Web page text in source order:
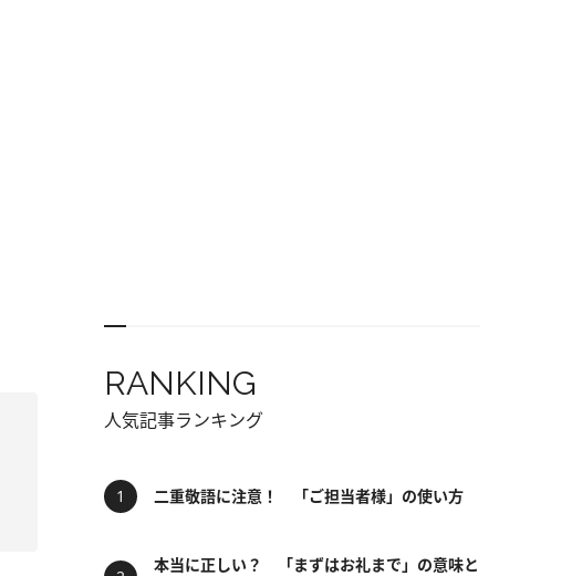
RANKING
人気記事ランキング
二重敬語に注意！ 「ご担当者様」の使い方
本当に正しい？ 「まずはお礼まで」の意味と